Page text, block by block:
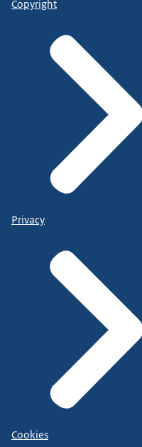
Copyright
Privacy
Cookies